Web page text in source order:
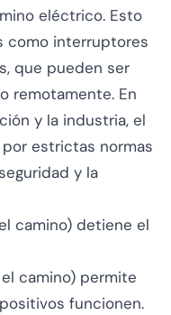
eléctrico. Esto
como interruptores
que pueden ser
remotamente. En
y la industria, el
estrictas normas
y la
camino) detiene el
camino) permite
funcionen.